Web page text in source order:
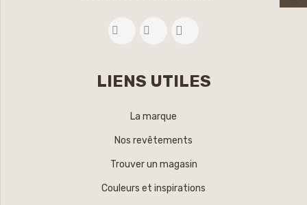
LIENS UTILES
La marque
Nos revêtements
Trouver un magasin
Couleurs et inspirations